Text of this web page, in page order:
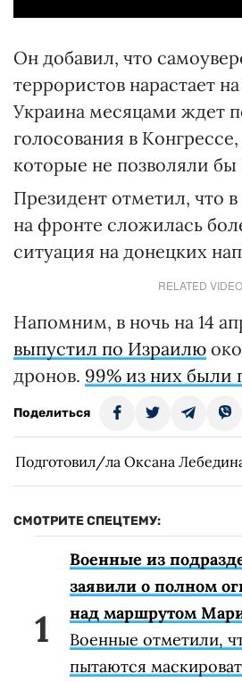
Он добавил, что
террористов нарастает
Украина месяцами ждет
голосования в
которые не позволяли
Президент отметил, что
на фронте сложилась
ситуация на донецких
RELATED VIDEO
Напомним, в ночь на 14
выпустил по Израилю
дронов. 99% из них были
Поделиться
Подготовил/ла Оксана
СМОТРИТЕ СПЕЦТЕМУ:
Военные из
заявили о полном
над маршрутом
Военные отметили,
пытаются